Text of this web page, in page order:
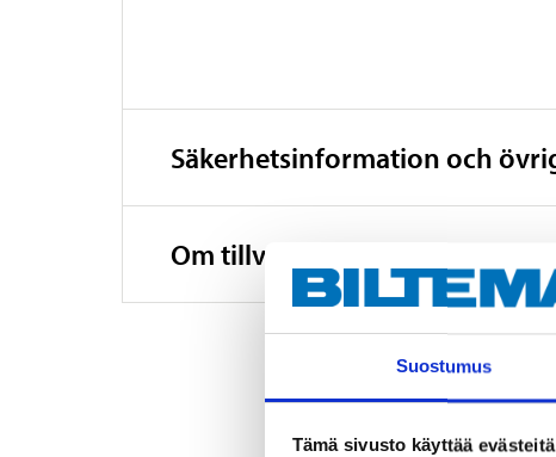
Suostumus
Tämä sivusto käyttää evästeitä
Säkerhetsinformation och
Om tillverkaren